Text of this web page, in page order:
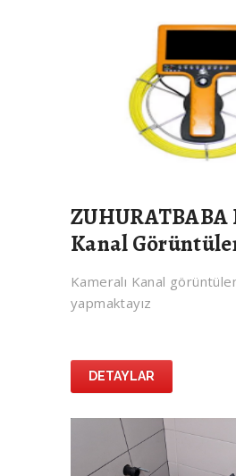
ZUHURATBABA
Kanal
Kameralı Kanal
yapmaktayız
DETAYLAR